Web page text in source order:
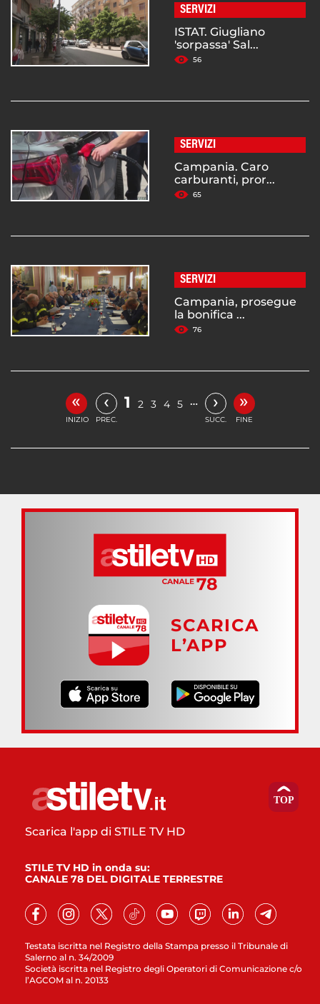
SERVIZI
ISTAT. Giugliano
'sorpassa' Sal...
56
SERVIZI
Campania. Caro
carburanti, pror...
65
SERVIZI
Campania, prosegue
la bonifica ...
76
«
INIZIO
‹
PREC.
1 2 3 4 5 … ›
SUCC.
»
FINE
SCARICA
L’APP
Testata iscritta nel Registro della Stampa presso il Tribunale di
Salerno al n. 34/2009
Società iscritta nel Registro degli Operatori di Comunicazione c/o
l’AGCOM al n. 20133
Scarica l'app di STILE TV HD
STILE TV HD in onda su:
CANALE 78 DEL DIGITALE TERRESTRE